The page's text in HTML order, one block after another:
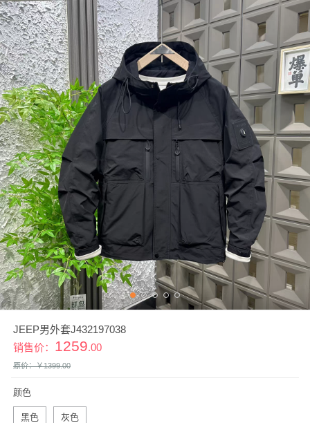
JEEP男外套J432197038
销售价： 1259.00
原价：￥1399.00
颜色
黑色 灰色